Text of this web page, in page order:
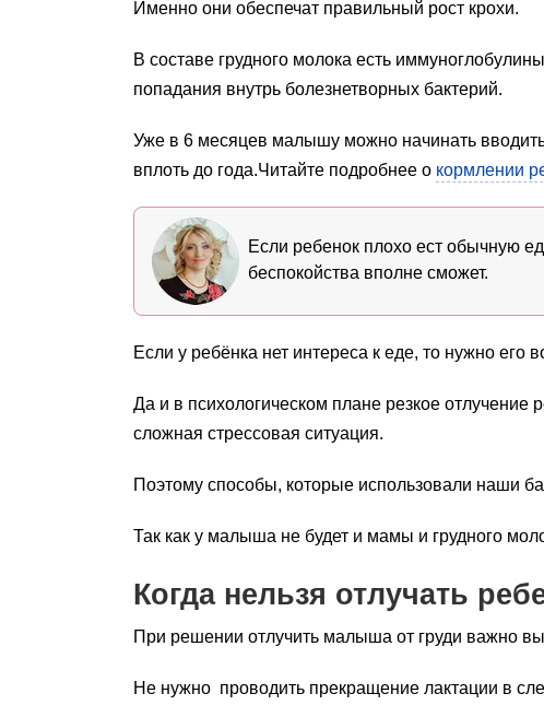
Именно они обеспечат правильный рост крохи.
В составе грудного молока есть
попадания внутрь болезнетворных бактерий.
Уже в 6 месяцев малышу можно начинать
вплоть до года.Читайте подробнее о кормлении
Если ребенок плохо ест обычную
беспокойства вполне сможет.
Если у ребёнка нет интереса к еде, то нужно его
Да и в психологическом плане резкое отлучение
сложная стрессовая ситуация.
Поэтому способы, которые использовали наши
Так как у малыша не будет и мамы и грудного
Когда нельзя отлучать
При решении отлучить малыша от груди важно
Не нужно проводить прекращение лактации в